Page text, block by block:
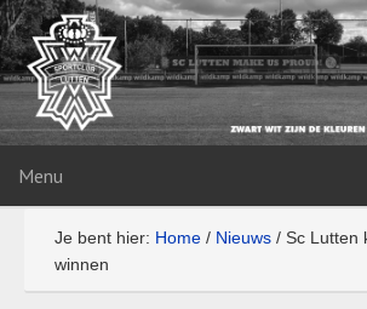
Menu
Je bent hier: Home / Nieuws / Sc Lutten
winnen